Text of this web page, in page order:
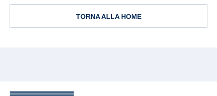
TORNA ALLA HOME